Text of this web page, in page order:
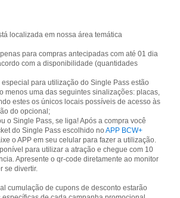
localizada em nossa área temática
para compras antecipadas com até 01 dia
com a disponibilidade (quantidades
especial para utilização do Single Pass estão
menos uma das seguintes sinalizações: placas,
estes os únicos locais possíveis de acesso às
do opcional;
o Single Pass, se liga! Após a compra você
do Single Pass escolhido no APP BCW+
o APP em seu celular para fazer a utilização.
para utilizar a atração e chegue com 10
Apresente o qr-code diretamente ao monitor
se divertir.
cumulação de cupons de desconto estarão